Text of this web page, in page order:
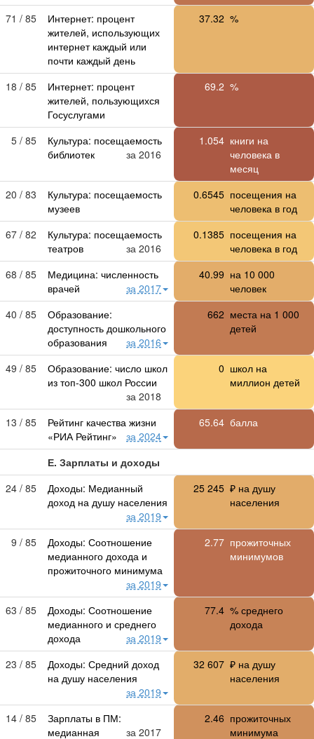
71 / 85
Интернет: процент
жителей, использующих
интернет каждый или
почти каждый день
37.32 %
18 / 85
Интернет: процент
жителей, пользующихся
Госуслугами
69.2 %
5 / 85
Культура: посещаемость
библиотек
за 2016
1.054 книги на
человека в
месяц
20 / 83
Культура: посещаемость
музеев
0.6545 посещения на
человека в год
67 / 82
Культура: посещаемость
театров
за 2016
0.1385 посещения на
человека в год
68 / 85
Медицина: численность
врачей
за 2017
40.99 на 10 000
человек
40 / 85
Образование:
доступность дошкольного
образования
за 2016
662 места на 1 000
детей
49 / 85
Образование: число школ
из топ-300 школ России
за 2018
0 школ на
миллион детей
13 / 85
Рейтинг качества жизни
«РИА Рейтинг»
за 2024
65.64 балла
Е. Зарплаты и доходы
24 / 85
Доходы: Медианный
доход на душу населения
за 2019
25 245 ₽ на душу
населения
9 / 85
Доходы: Соотношение
медианного дохода и
прожиточного минимума
за 2019
2.77 прожиточных
минимумов
63 / 85
Доходы: Соотношение
медианного и среднего
дохода
за 2019
77.4 % среднего
дохода
23 / 85
Доходы: Средний доход
на душу населения
за 2019
32 607 ₽ на душу
населения
14 / 85
Зарплаты в ПМ:
медианная
за 2017
2.46 прожиточных
минимума